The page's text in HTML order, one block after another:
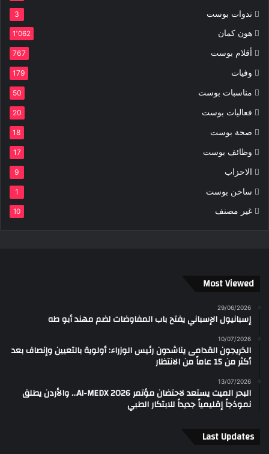
ندوات بوست 3
هون كمان 1٬062
أقلام بوست 767
وفيات 179
مناسبات بوست 50
فعاليات بوست 20
صحة بوست 18
وظائف بوست 17
الاحزاب 9
ساخن بوست 1
غير مصنف 10
Most Viewed
29/06/2026
إسبانيول الإسباني يفتح باب المفاوضات لضم مهند أبو طه
10/07/2026
الخريجون القدامى يناشدون رئيس الوزراء: أولوية بالتعيين وإنصاف بعد
أكثر من 15 عاماً من الانتظار
13/07/2026
البحر الميت يستعد لاحتضان مؤتمر AI-MEDX 2026… والأردن يطلق
نموذجاً إقليمياً جديداً للابتكار الطبي
Last Updates